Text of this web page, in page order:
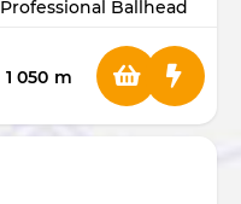
Professional Ballhead
1 050 m